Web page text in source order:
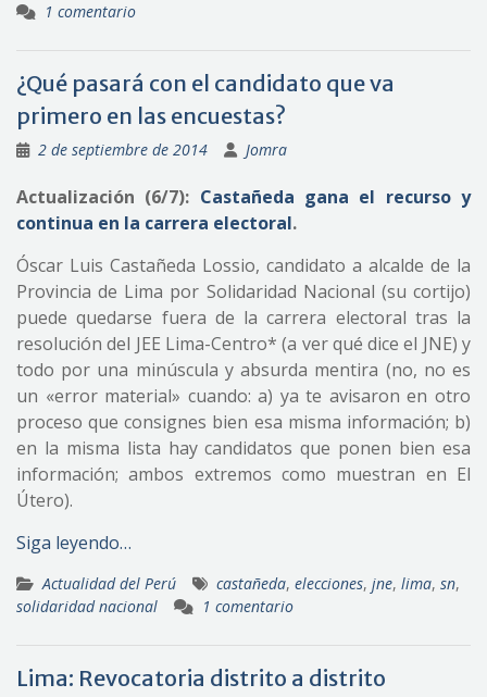
1 comentario
¿Qué pasará con el candidato que va
primero en las encuestas?
2 de septiembre de 2014 Jomra
Actualización (6/7): Castañeda gana el recurso y
continua en la carrera electoral.
Óscar Luis Castañeda Lossio, candidato a alcalde de la
Provincia de Lima por Solidaridad Nacional (su cortijo)
puede quedarse fuera de la carrera electoral tras la
resolución del JEE Lima-Centro* (a ver qué dice el JNE) y
todo por una minúscula y absurda mentira (no, no es
un «error material» cuando: a) ya te avisaron en otro
proceso que consignes bien esa misma información; b)
en la misma lista hay candidatos que ponen bien esa
información; ambos extremos como muestran en El
Útero).
Siga leyendo…
Actualidad del Perú castañeda, elecciones, jne, lima, sn,
solidaridad nacional
1 comentario
Lima: Revocatoria distrito a distrito